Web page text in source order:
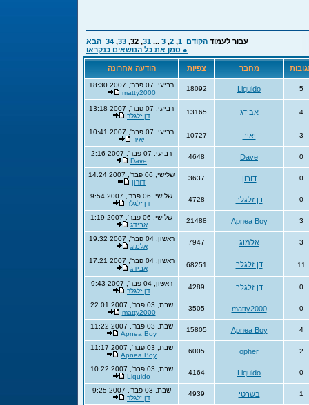
עבור לעמוד הקודם 1
,
2
,
3
...
31
,
32
,
33
,
34 הבא
● סמן את כל הנושאים כנקראו
מחבר צפיות הודעה אחרונה
5
Liquido
18092
רביעי, 07 פבר', 2007 18:30
matty2000
4 אבידג 13165
רביעי, 07 פבר', 2007 13:18
דן זלגלר
3 יאיר 10727
רביעי, 07 פבר', 2007 10:41
יאיר
0
Dave
4648
רביעי, 07 פבר', 2007 2:16
Dave
0 דורון 3637
שלישי, 06 פבר', 2007 14:24
דורון
0 דן זלגלר 4728
שלישי, 06 פבר', 2007 9:54
דן זלגלר
3
Apnea Boy
21488
שלישי, 06 פבר', 2007 1:19
אבידג
3 אלמוג 7947
ראשון, 04 פבר', 2007 19:32
אלמוג
11 דן זלגלר 68251
ראשון, 04 פבר', 2007 17:21
אבידג
0 דן זלגלר 4289
ראשון, 04 פבר', 2007 9:43
דן זלגלר
0
matty2000
3505
שבת, 03 פבר', 2007 22:01
matty2000
4
Apnea Boy
15805
שבת, 03 פבר', 2007 11:22
Apnea Boy
2
opher
6005
שבת, 03 פבר', 2007 11:17
Apnea Boy
0
Liquido
4164
שבת, 03 פבר', 2007 10:22
Liquido
1 בשרטי 4939
שבת, 03 פבר', 2007 9:25
דן זלגלר